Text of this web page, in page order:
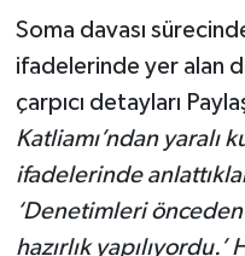
Soma davası
ifadelerinde yer alan
çarpıcı detayları
Katliamı’ndan yaralı
ifadelerinde
‘Denetimleri
hazırlık